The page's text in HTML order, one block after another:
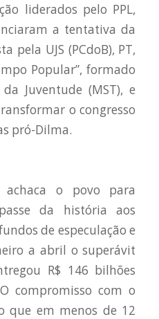
liderados pelo PPL,
a tentativa da
pela UJS (PCdoB), PT,
Popular”, formado
Juventude (MST), e
o congresso
pró-Dilma.
achaca o povo para
da história aos
de especulação e
a abril o superávit
R$ 146 bilhões
compromisso com o
que em menos de 12